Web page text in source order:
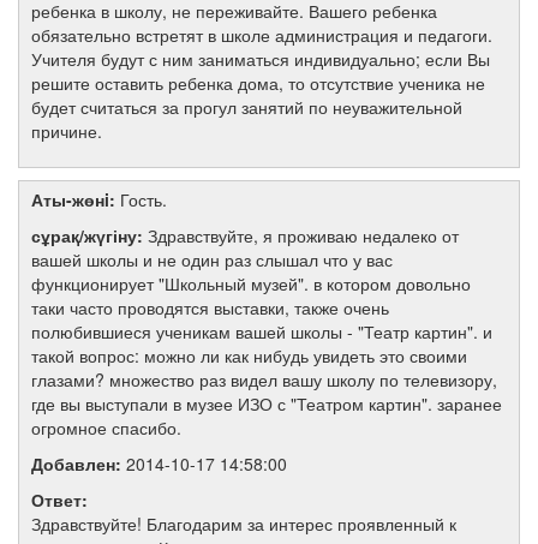
ребенка в школу, не переживайте. Вашего ребенка
обязательно встретят в школе администрация и педагоги.
Учителя будут с ним заниматься индивидуально; если Вы
решите оставить ребенка дома, то отсутствие ученика не
будет считаться за прогул занятий по неуважительной
причине.
Аты-жөнi: Гость.
сұрақ/жүгіну: Здравствуйте, я проживаю недалеко от
вашей школы и не один раз слышал что у вас
функционирует "Школьный музей". в котором довольно
таки часто проводятся выставки, также очень
полюбившиеся ученикам вашей школы - "Театр картин". и
такой вопрос: можно ли как нибудь увидеть это своими
глазами? множество раз видел вашу школу по телевизору,
где вы выступали в музее ИЗО с "Театром картин". заранее
огромное спасибо.
Добавлен: 2014-10-17 14:58:00
Ответ:
Здравствуйте! Благодарим за интерес проявленный к